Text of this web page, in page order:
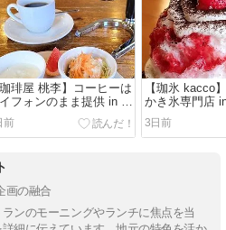
珈琲屋 桃李】コーヒーは
フォンのまま提供 in 愛
一宮)
前
【珈氷 kacco
かき氷専門店
3日前
画の融合
ンのモーニングやランチに焦点を当